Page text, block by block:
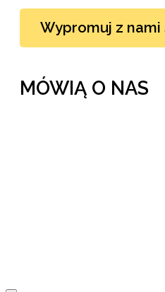
Wypromuj z nami
MÓWIĄ O NAS